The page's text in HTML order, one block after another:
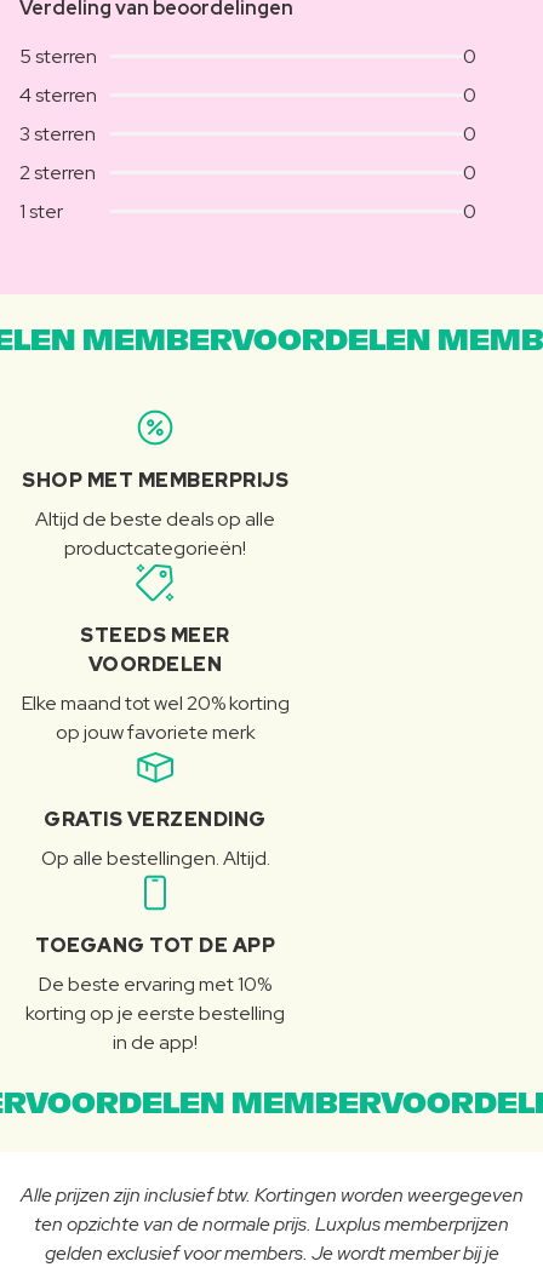
Verdeling van beoordelingen
5 sterren
0
4 sterren
0
3 sterren
0
2 sterren
0
1 ster
0
MEMBERVOORDELEN
SHOP MET MEMBERPRIJS
Altijd de beste deals op alle
productcategorieën!
STEEDS MEER
VOORDELEN
Elke maand tot wel 20% korting
op jouw favoriete merk
GRATIS VERZENDING
Op alle bestellingen. Altijd.
TOEGANG TOT DE APP
De beste ervaring met 10%
korting op je eerste bestelling
in de app!
Alle prijzen zijn inclusief btw. Kortingen worden weergegeven
ten opzichte van de normale prijs. Luxplus memberprijzen
gelden exclusief voor members. Je wordt member bij je